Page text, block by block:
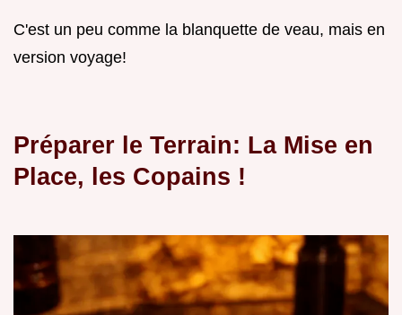
C'est un peu comme la blanquette de veau, mais en
version voyage!
Préparer le Terrain: La Mise en
Place, les Copains !